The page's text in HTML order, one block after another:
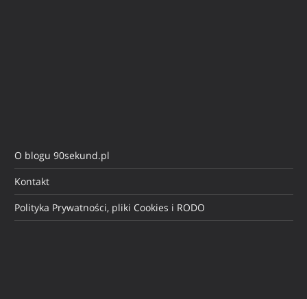
O blogu 90sekund.pl
Kontakt
Polityka Prywatności, pliki Cookies i RODO